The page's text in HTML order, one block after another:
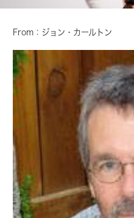
From：ジョン・カールトン